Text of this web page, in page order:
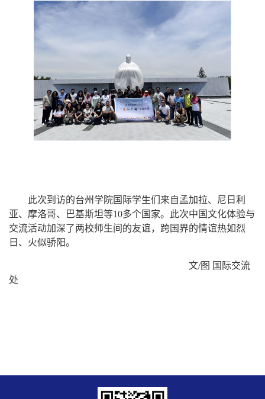
此次到访的台州学院国际学生们来自孟加拉、尼日利
亚、摩洛哥、巴基斯坦等10多个国家。此次中国文化体验与
交流活动加深了两校师生间的友谊，跨国界的情谊热如烈
日、火似骄阳。
文/图 国际交流
处